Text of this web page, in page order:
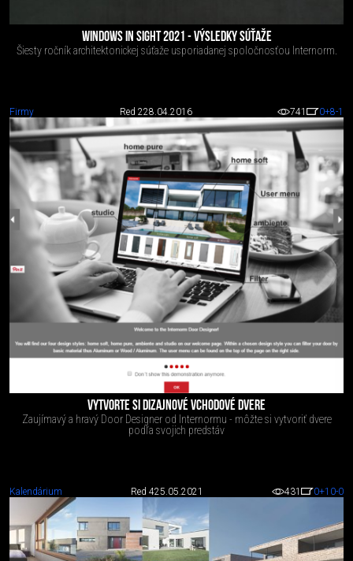
WINDOWS IN SIGHT 2021 - VÝSLEDKY SÚŤAŽE
Šiesty ročník architektonickej súťaže usporiadanej spoločnosťou Internorm.
Firmy Red 228.04.2016 741 0+8-1
VYTVORTE SI DIZAJNOVÉ VCHODOVÉ DVERE
Zaujímavý a hravý Door Designer od Internormu - môžte si vytvoriť dvere
podľa svojich predstáv
Kalendárium Red 425.05.2021 431 0+10-0